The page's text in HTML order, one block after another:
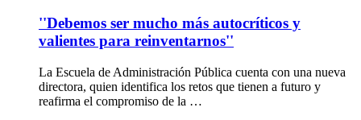
''Debemos ser mucho más autocríticos y
valientes para reinventarnos''
La Escuela de Administración Pública cuenta con una nueva
directora, quien identifica los retos que tienen a futuro y
reafirma el compromiso de la …